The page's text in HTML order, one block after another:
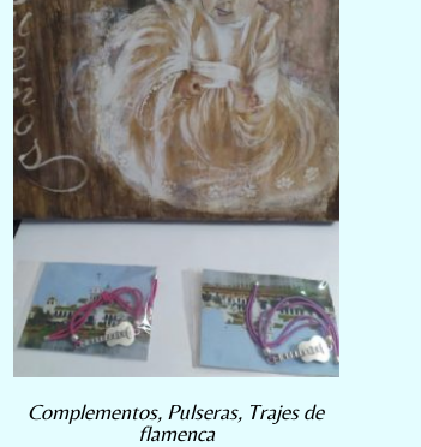
Complementos, Pulseras, Trajes de
flamenca